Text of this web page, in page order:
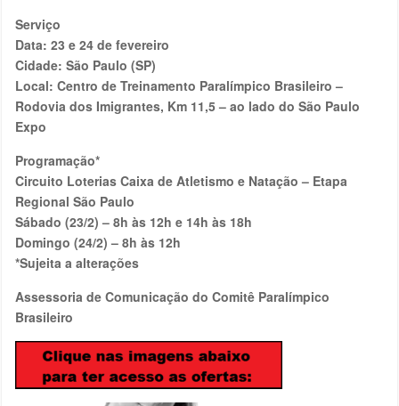
Serviço
Data: 23 e 24 de fevereiro
Cidade: São Paulo (SP)
Local: Centro de Treinamento Paralímpico Brasileiro –
Rodovia dos Imigrantes, Km 11,5 – ao lado do São Paulo
Expo
Programação*
Circuito Loterias Caixa de Atletismo e Natação – Etapa
Regional São Paulo
Sábado (23/2) – 8h às 12h e 14h às 18h
Domingo (24/2) – 8h às 12h
*Sujeita a alterações
Assessoria de Comunicação do Comitê Paralímpico
Brasileiro